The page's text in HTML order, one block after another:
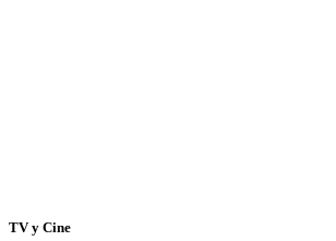
TV y Cine